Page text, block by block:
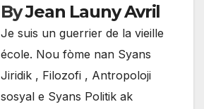
ByJean Launy Avril
Je suis un guerrier de la vieille
école. Nou fòme nan Syans
Jiridik , Filozofi , Antropoloji
sosyal e Syans Politik ak